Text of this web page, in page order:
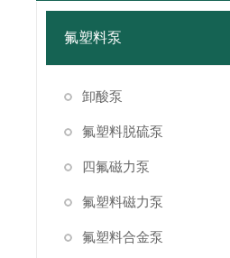
氟塑料泵
卸酸泵
氟塑料脱硫泵
四氟磁力泵
氟塑料磁力泵
氟塑料合金泵